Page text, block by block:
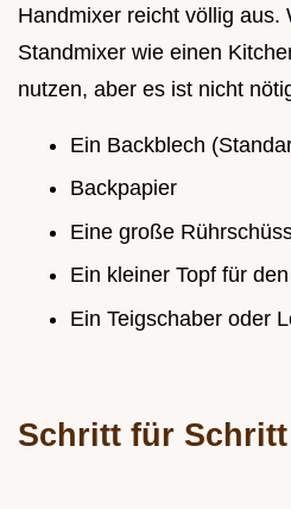
Handmixer reicht völlig aus.
Standmixer wie einen
nutzen, aber es ist nicht
Ein Backblech
Backpapier
Eine große
Ein kleiner Topf für
Ein Teigschaber oder
Schritt für